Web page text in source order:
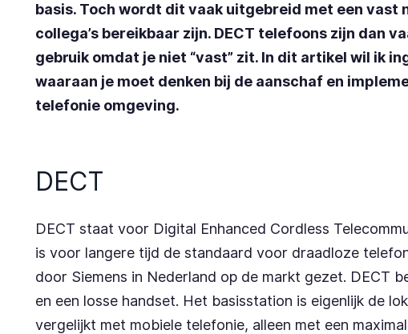
basis. Toch wordt dit vaak uitgebreid met een vast
collega’s bereikbaar zijn. DECT telefoons zijn dan
gebruik omdat je niet “vast” zit. In dit artikel wil ik
waaraan je moet denken bij de aanschaf en
telefonie omgeving.
DECT
DECT staat voor Digital Enhanced Cordless
is voor langere tijd de standaard voor draadloze
door Siemens in Nederland op de markt gezet. DECT
en een losse handset. Het basisstation is eigenlijk de
vergelijkt met mobiele telefonie, alleen met een